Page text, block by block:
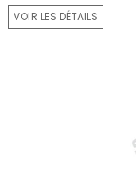
VOIR LES DÉTAILS